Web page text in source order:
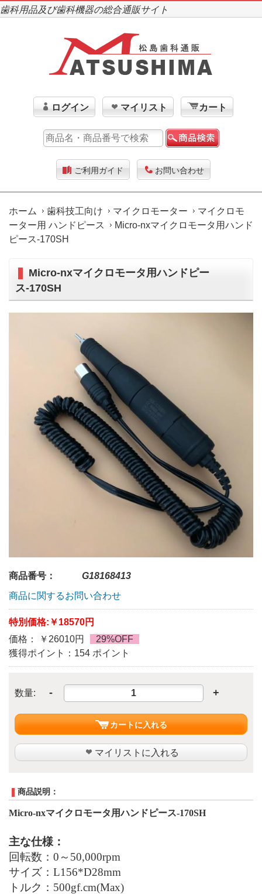
歯科用品及び歯科機器の総合通販サイト
ログイン マイリスト カート
ご利用ガイド お問い合わせ
ホーム 歯科技工向け マイクロモーター
マイクロモ
ーター用 ハンドピース
Micro-nxマイクロモータ用ハンド
ピース-170SH
Micro-nxマイクロモータ用ハンドピー
ス-170SH
商品番号：
G18168413
商品に関するお問い合わせ
特別価格: ￥18570円
価格： ￥26010円
29%OFF
獲得ポイント：154 ポイント
数量: - +
カートに入れる
マイリストに入れる
商品説明：
Micro-nxマイクロモータ用ハンドピース-170SH
主な仕様：
回転数：0～50,000rpm
サイズ： L156*D28mm
トルク：500gf.cm(Max)